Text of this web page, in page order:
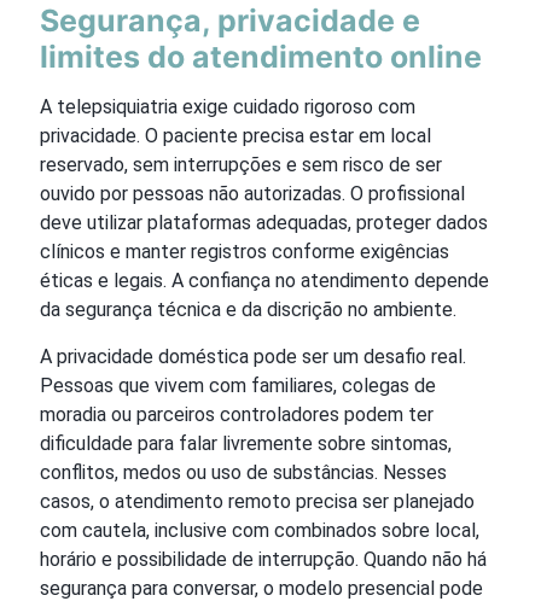
Segurança, privacidade e
limites do atendimento online
A telepsiquiatria exige cuidado rigoroso com
privacidade. O paciente precisa estar em local
reservado, sem interrupções e sem risco de ser
ouvido por pessoas não autorizadas. O profissional
deve utilizar plataformas adequadas, proteger dados
clínicos e manter registros conforme exigências
éticas e legais. A confiança no atendimento depende
da segurança técnica e da discrição no ambiente.
A privacidade doméstica pode ser um desafio real.
Pessoas que vivem com familiares, colegas de
moradia ou parceiros controladores podem ter
dificuldade para falar livremente sobre sintomas,
conflitos, medos ou uso de substâncias. Nesses
casos, o atendimento remoto precisa ser planejado
com cautela, inclusive com combinados sobre local,
horário e possibilidade de interrupção. Quando não há
segurança para conversar, o modelo presencial pode